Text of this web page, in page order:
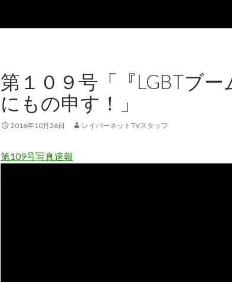
第１０９号「『LGBTブー
にもの申す！」
2016年10月26日 レイバーネットTVスタッフ
第109号写真速報